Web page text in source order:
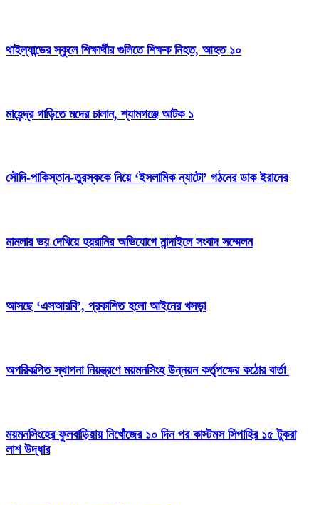
থাইল্যান্ডের স্কুলে শিক্ষার্থীর গুলিতে শিক্ষক নিহত, আহত ১০
মাহেন্দ্র গাড়িতে মদের চালান, শ্যামগঞ্জে আটক ১
সৌদি-পাকিস্তান-তুরস্ককে নিয়ে ‘ইসলামিক ন্যাটো’ গঠনের ডাক ইরানের
মামলার ভয় দেখিয়ে হয়রানির অভিযোগে নান্দাইলে সংবাদ সম্মেলন
আসছে ‘এসআরবি’, প্রকাশিত হলো আইনের খসড়া
অপরিকল্পিত স্থাপনা নিয়ন্ত্রণে ময়মনসিংহ উন্নয়ন কর্তৃপক্ষের কঠোর বার্তা
ময়মনসিংহের ফুলবাড়িয়ায় নিখোঁজের ১০ দিন পর কাস্টমস সিপাহির ১৫ টুকরা
লাশ উদ্ধার